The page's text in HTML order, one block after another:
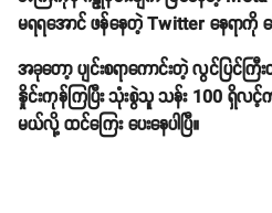
မရရအောင် ဖန်နေတဲ့ Twitter နေရာကို
အခုတော့ ပျင်းစရာကောင်းတဲ့ လွင်ပြင်က
နှိုင်းကုန်ကြပြီး သုံးစွဲသူ သန်း 100 ရှိလင့်
မယ်လို့ ထင်ကြေး ပေးနေပါပြီ။